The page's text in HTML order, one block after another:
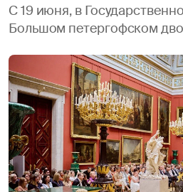
С 19 июня, в
Большом петергофском